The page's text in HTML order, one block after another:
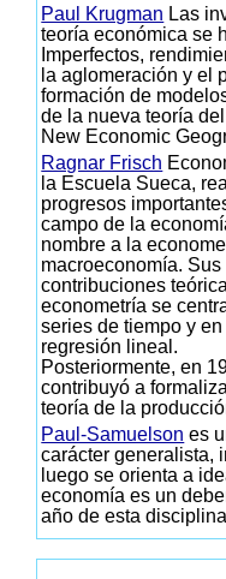
Paul Krugman Las
teoría económica se
Imperfectos,
la aglomeración y el
formación de
de la nueva teoría
New Economic
Ragnar Frisch
la Escuela Sueca,
progresos
campo de la
nombre a la
macroeconomía. Sus
contribuciones
econometría se
series de tiempo y en
regresión lineal.
Posteriormente, en
contribuyó a
teoría de la
Paul-Samuelson es
carácter generalista,
luego se orienta a
economía es un
año de esta